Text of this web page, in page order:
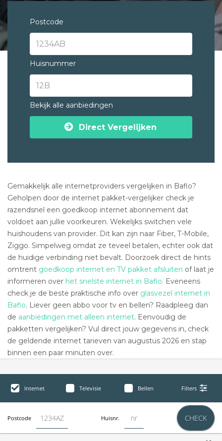
Postcode
Huisnummer
Bekijk alle aanbiedingen
Direct Vergelijken
Gemakkelijk alle internetproviders vergelijken in Baflo?
Geholpen door de internet pakket-vergelijker check je
razendsnel een goedkoop internet abonnement dat
voldoet aan jullie voorkeuren. Wekelijks switchen vele
huishoudens van provider. Dit kan zijn naar Fiber, T-Mobile,
Ziggo. Simpelweg omdat ze teveel betalen, echter ook dat
de huidige verbinding niet bevalt. Doorzoek direct de hints
omtrent goedkoop internet en TV pakket afsluiten of laat je
informeren over het snelste internet in Baflo. Eveneens
check je de beste praktische info over glasvezel internet in
Baflo. Liever geen abbo voor tv en bellen? Raadpleeg dan
de aanbiedingen met alleen internet. Eenvoudig de
pakketten vergelijken? Vul direct jouw gegevens in, check
de geldende internet tarieven van augustus 2026 en stap
binnen een paar minuten over.
Internet Televisie Bellen Filters
Postcode Huisnr. CHECK